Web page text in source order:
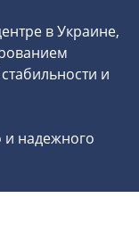
в Украине,
и
и надежного